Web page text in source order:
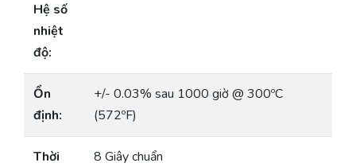
Hệ số
nhiệt
độ:
Ổn
định:
+/- 0.03% sau 1000 giờ @ 300ºC
(572ºF)
Thời
8 Giây chuẩn